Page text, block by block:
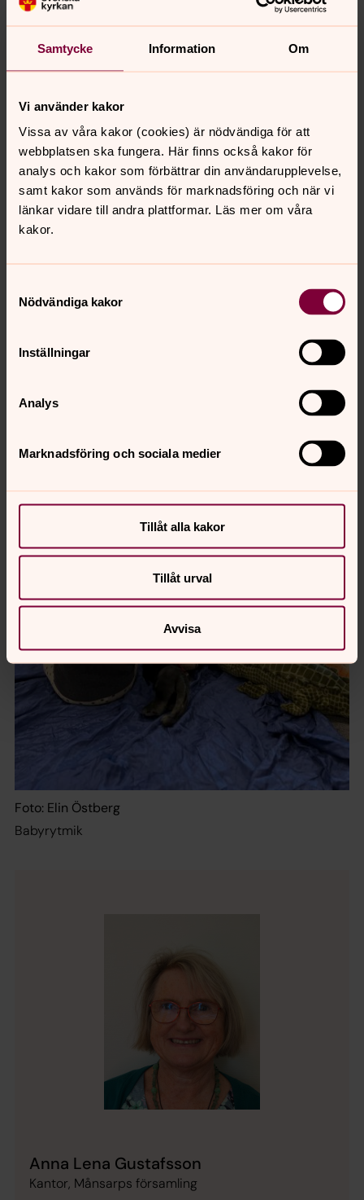
Samtycke Information Om
Vi använder kakor
Vissa av våra kakor (cookies) är nödvändiga för att
webbplatsen ska fungera. Här finns också kakor för
analys och kakor som förbättrar din användarupplevelse,
samt kakor som används för marknadsföring och när vi
länkar vidare till andra plattformar. Läs mer om våra
kakor.
Nödvändiga kakor
Inställningar
Analys
Marknadsföring och sociala medier
Tillåt alla kakor
Tillåt urval
Avvisa
mellanmål. Välkommen!
Öppna förskolan
måndag 19 oktober 2026
Månsarps Församlingsgård
Gideon Claesson
Kyrkans öppna förskola. Vi träffas i
församlingsgårdens nedre våning. Sångsamling och
mellanmål. Välkommen!
Foto: Elin Östberg
Babyrytmik
Anna Lena Gustafsson
Kantor, Månsarps församling